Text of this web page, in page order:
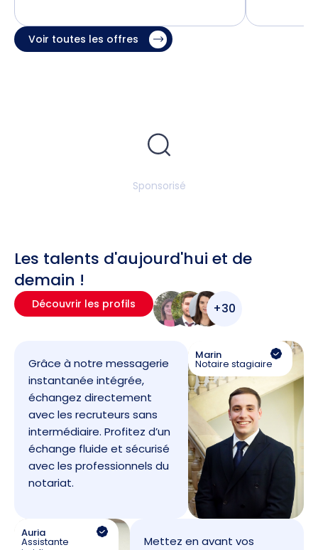
Voir toutes les offres
Sponsorisé
Les talents d'aujourd'hui et de
demain !
Découvrir les profils +30
Grâce à notre messagerie
instantanée intégrée,
échangez directement
avec les recruteurs sans
intermédiaire. Profitez d’un
échange fluide et sécurisé
avec les professionnels du
notariat.
Marin
Notaire stagiaire
Auria
Assistante
Mettez en avant vos